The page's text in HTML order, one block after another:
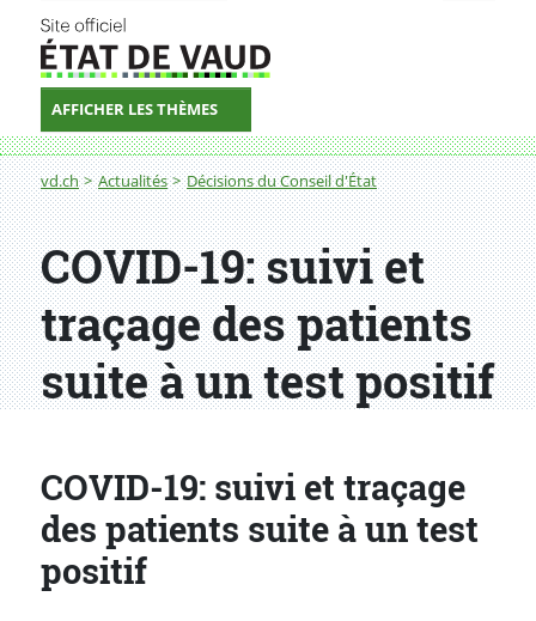
AFFICHER LES THÈMES
Fil d'Ariane
vd.ch Actualités Décisions du Conseil d'État
Décision
COVID-19: suivi et
traçage des patients
suite à un test positif
COVID-19: suivi et traçage
des patients suite à un test
positif